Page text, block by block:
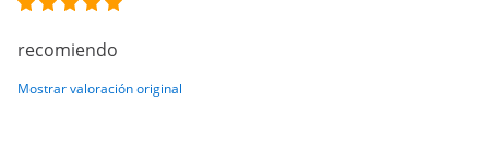
recomiendo
Mostrar valoración original